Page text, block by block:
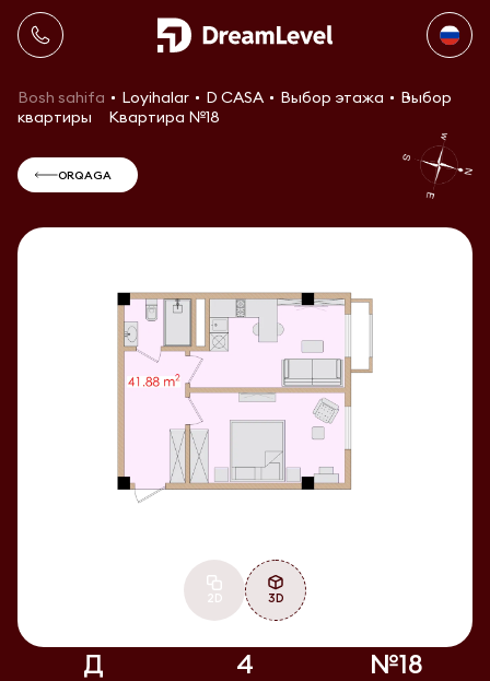
Bosh sahifa Loyihalar D CASA Выбор этажа
Выбор
квартиры
Квартира №18
Д 4 №18
2D 3D
ORQAGA